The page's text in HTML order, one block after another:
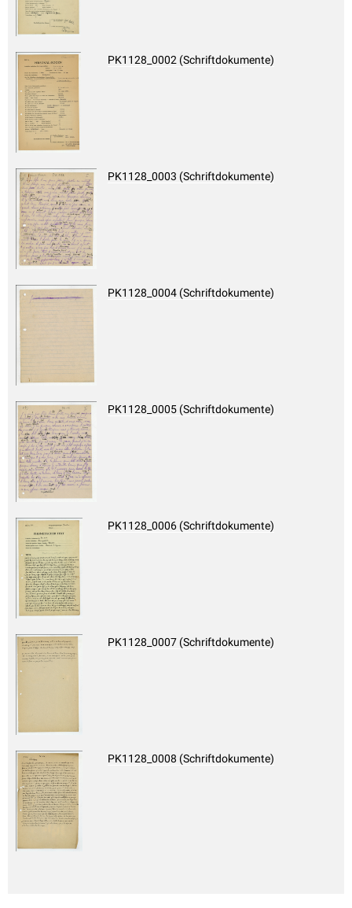
PK1128_0002 (Schriftdokumente)
PK1128_0003 (Schriftdokumente)
PK1128_0004 (Schriftdokumente)
PK1128_0005 (Schriftdokumente)
PK1128_0006 (Schriftdokumente)
PK1128_0007 (Schriftdokumente)
PK1128_0008 (Schriftdokumente)